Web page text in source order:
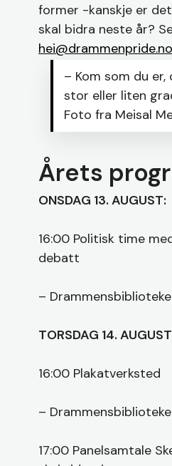
former -kanskje er
skal bidra neste år?
hei@drammenpride.no
– Kom som du
stor eller liten
Foto fra Meisal
Årets
ONSDAG 13. AUGUST:
16:00 Politisk time
debatt
–
TORSDAG 14.
16:00 Plakatverksted
–
17:00 Panelsamtale